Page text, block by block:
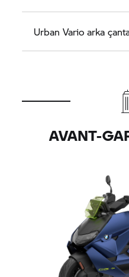
Urban Vario arka
AVANT-